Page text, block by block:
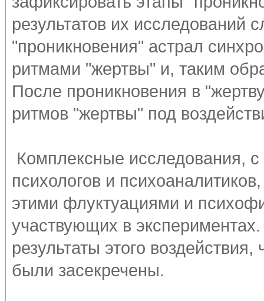
результатов их исследований
"проникновения" астрал
ритмами "жертвы" и, таким
После проникновения в
ритмов "жертвы" под
Комплексные исследования,
психологов и
этими флуктуациями и
участвующих в
результаты этого
были засекречены.